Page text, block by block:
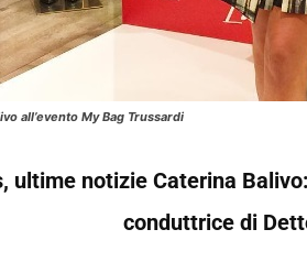
all’evento My Bag Trussardi
ultime notizie Caterina
conduttrice di